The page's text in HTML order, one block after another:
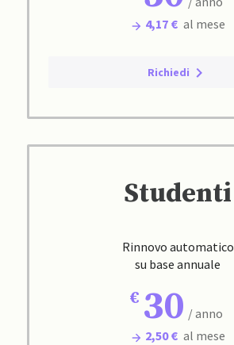
4,17 € al mese
Richiedi
Studenti
Rinnovo automatico
su base annuale
30 / anno
2,50 € al mese